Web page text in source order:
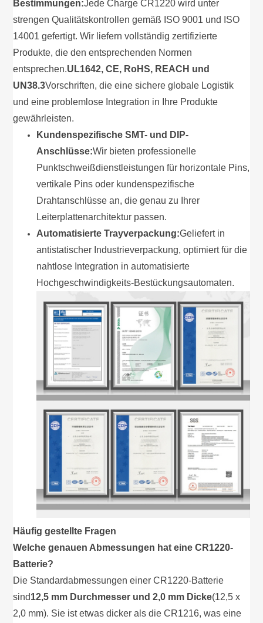
Bestimmungen:Jede Charge CR1220 wird unter
strengen Qualitätskontrollen gemäß ISO 9001 und ISO
14001 gefertigt. Wir liefern vollständig zertifizierte
Produkte, die den entsprechenden Normen
entsprechen.UL1642, CE, RoHS, REACH und
UN38.3Vorschriften, die eine sichere globale Logistik
und eine problemlose Integration in Ihre Produkte
gewährleisten.
Kundenspezifische SMT- und DIP-
Anschlüsse:Wir bieten professionelle
Punktschweißdienstleistungen für horizontale Pins,
vertikale Pins oder kundenspezifische
Drahtanschlüsse an, die genau zu Ihrer
Leiterplattenarchitektur passen.
Automatisierte Trayverpackung:Geliefert in
antistatischer Industrieverpackung, optimiert für die
nahtlose Integration in automatisierte
Hochgeschwindigkeits-Bestückungsautomaten.
Häufig gestellte Fragen
Welche genauen Abmessungen hat eine CR1220-
Batterie?
Die Standardabmessungen einer CR1220-Batterie
sind12,5 mm Durchmesser und 2,0 mm Dicke(12,5 x
2,0 mm). Sie ist etwas dicker als die CR1216, was eine